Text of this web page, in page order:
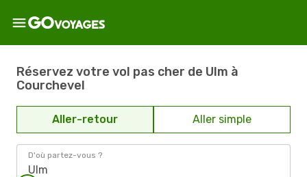
Réservez votre vol pas cher de Ulm à
Courchevel
Aller-retour Aller simple
D'où partez-vous ?
Ulm